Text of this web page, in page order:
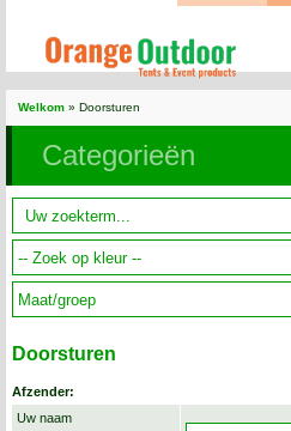
Welkom » Doorsturen
Categorieën
Doorsturen
Afzender:
Uw naam